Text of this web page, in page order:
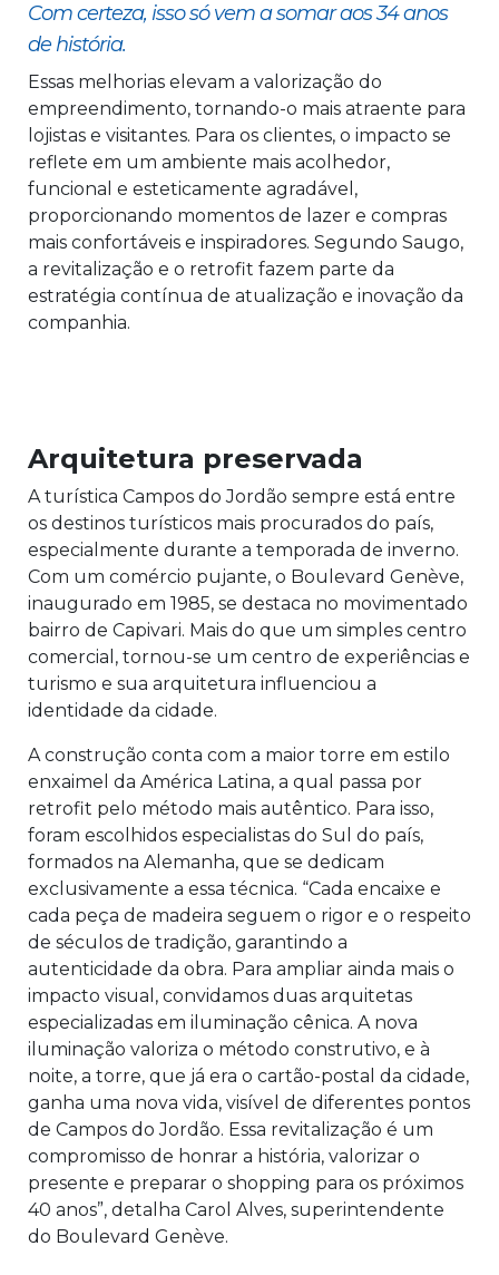
Com certeza, isso só vem a somar aos 34 anos
de história.
Essas melhorias elevam a valorização do
empreendimento, tornando-o mais atraente para
lojistas e visitantes. Para os clientes, o impacto se
reflete em um ambiente mais acolhedor,
funcional e esteticamente agradável,
proporcionando momentos de lazer e compras
mais confortáveis e inspiradores. Segundo Saugo,
a revitalização e o retrofit fazem parte da
estratégia contínua de atualização e inovação da
companhia.
Arquitetura preservada
A turística Campos do Jordão sempre está entre
os destinos turísticos mais procurados do país,
especialmente durante a temporada de inverno.
Com um comércio pujante, o Boulevard Genève,
inaugurado em 1985, se destaca no movimentado
bairro de Capivari. Mais do que um simples centro
comercial, tornou-se um centro de experiências e
turismo e sua arquitetura influenciou a
identidade da cidade.
A construção conta com a maior torre em estilo
enxaimel da América Latina, a qual passa por
retrofit pelo método mais autêntico. Para isso,
foram escolhidos especialistas do Sul do país,
formados na Alemanha, que se dedicam
exclusivamente a essa técnica. “Cada encaixe e
cada peça de madeira seguem o rigor e o respeito
de séculos de tradição, garantindo a
autenticidade da obra. Para ampliar ainda mais o
impacto visual, convidamos duas arquitetas
especializadas em iluminação cênica. A nova
iluminação valoriza o método construtivo, e à
noite, a torre, que já era o cartão-postal da cidade,
ganha uma nova vida, visível de diferentes pontos
de Campos do Jordão. Essa revitalização é um
compromisso de honrar a história, valorizar o
presente e preparar o shopping para os próximos
40 anos”, detalha Carol Alves, superintendente
do Boulevard Genève.